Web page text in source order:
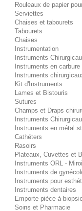
Rouleaux de papier
Serviettes
Chaises et tabourets
Tabourets
Chaises
Instrumentation
Instruments
Instruments en
Instruments
Kit d'Instruments
Lames et Bistouris
Sutures
Champs et Draps
Instruments
Instruments en métal
Cathéters
Rasoirs
Plateaux, Cuvettes et
Instruments ORL -
Instruments de
Instruments pour
Instruments dentaires
Emporte-pièce à
Soins et Pharmacie